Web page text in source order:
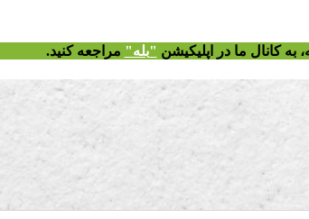
، به کانال ما در اپلیکیشن "بله" مراجعه کنید.